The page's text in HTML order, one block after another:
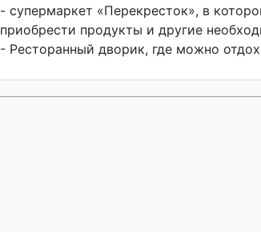
- супермаркет «Перекресток», в
приобрести продукты и другие
- Ресторанный дворик, где можно